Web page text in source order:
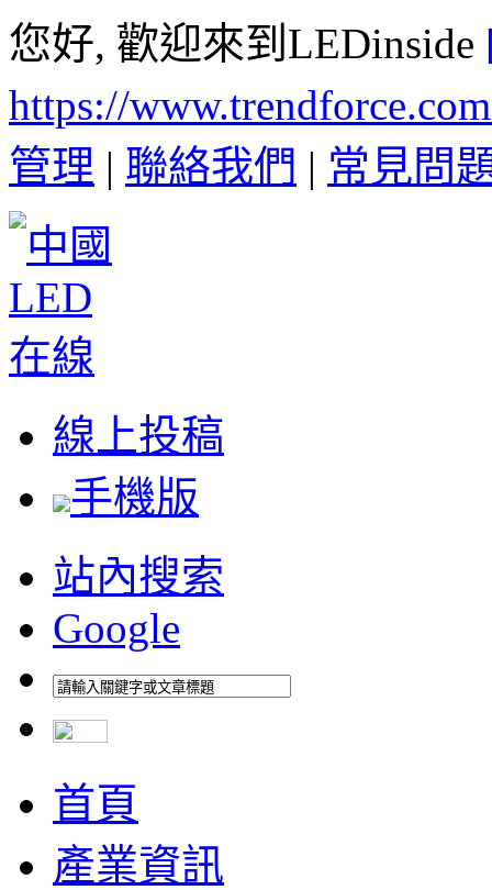
您好, 歡迎來到LEDinside
https://
管理 | 聯絡我們 | 常見問
線上投稿
手機版
站內搜索
Google
首頁
產業資訊